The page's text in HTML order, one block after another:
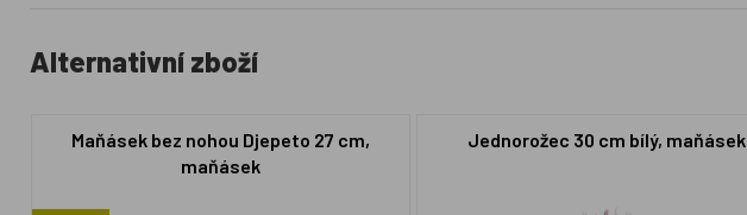
Alternativní zboží
Maňásek bez nohou Djepeto 27 cm,
maňásek
Jednorožec 30 cm bílý, maňásek